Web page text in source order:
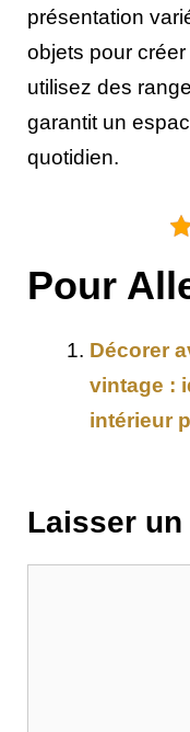
présentation
objets pour
utilisez des
garantit un
quotidien.
Pour
Décorer
vintage :
intérieur
Laisser